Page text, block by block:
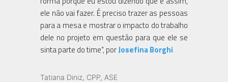
ele não vai fazer. É preciso trazer as pessoas
para a mesa e mostrar o impacto do trabalho
dele no projeto em questão para que ele se
sinta parte do time", porJosefina Borghi
Tatiana Diniz, CPP, ASE